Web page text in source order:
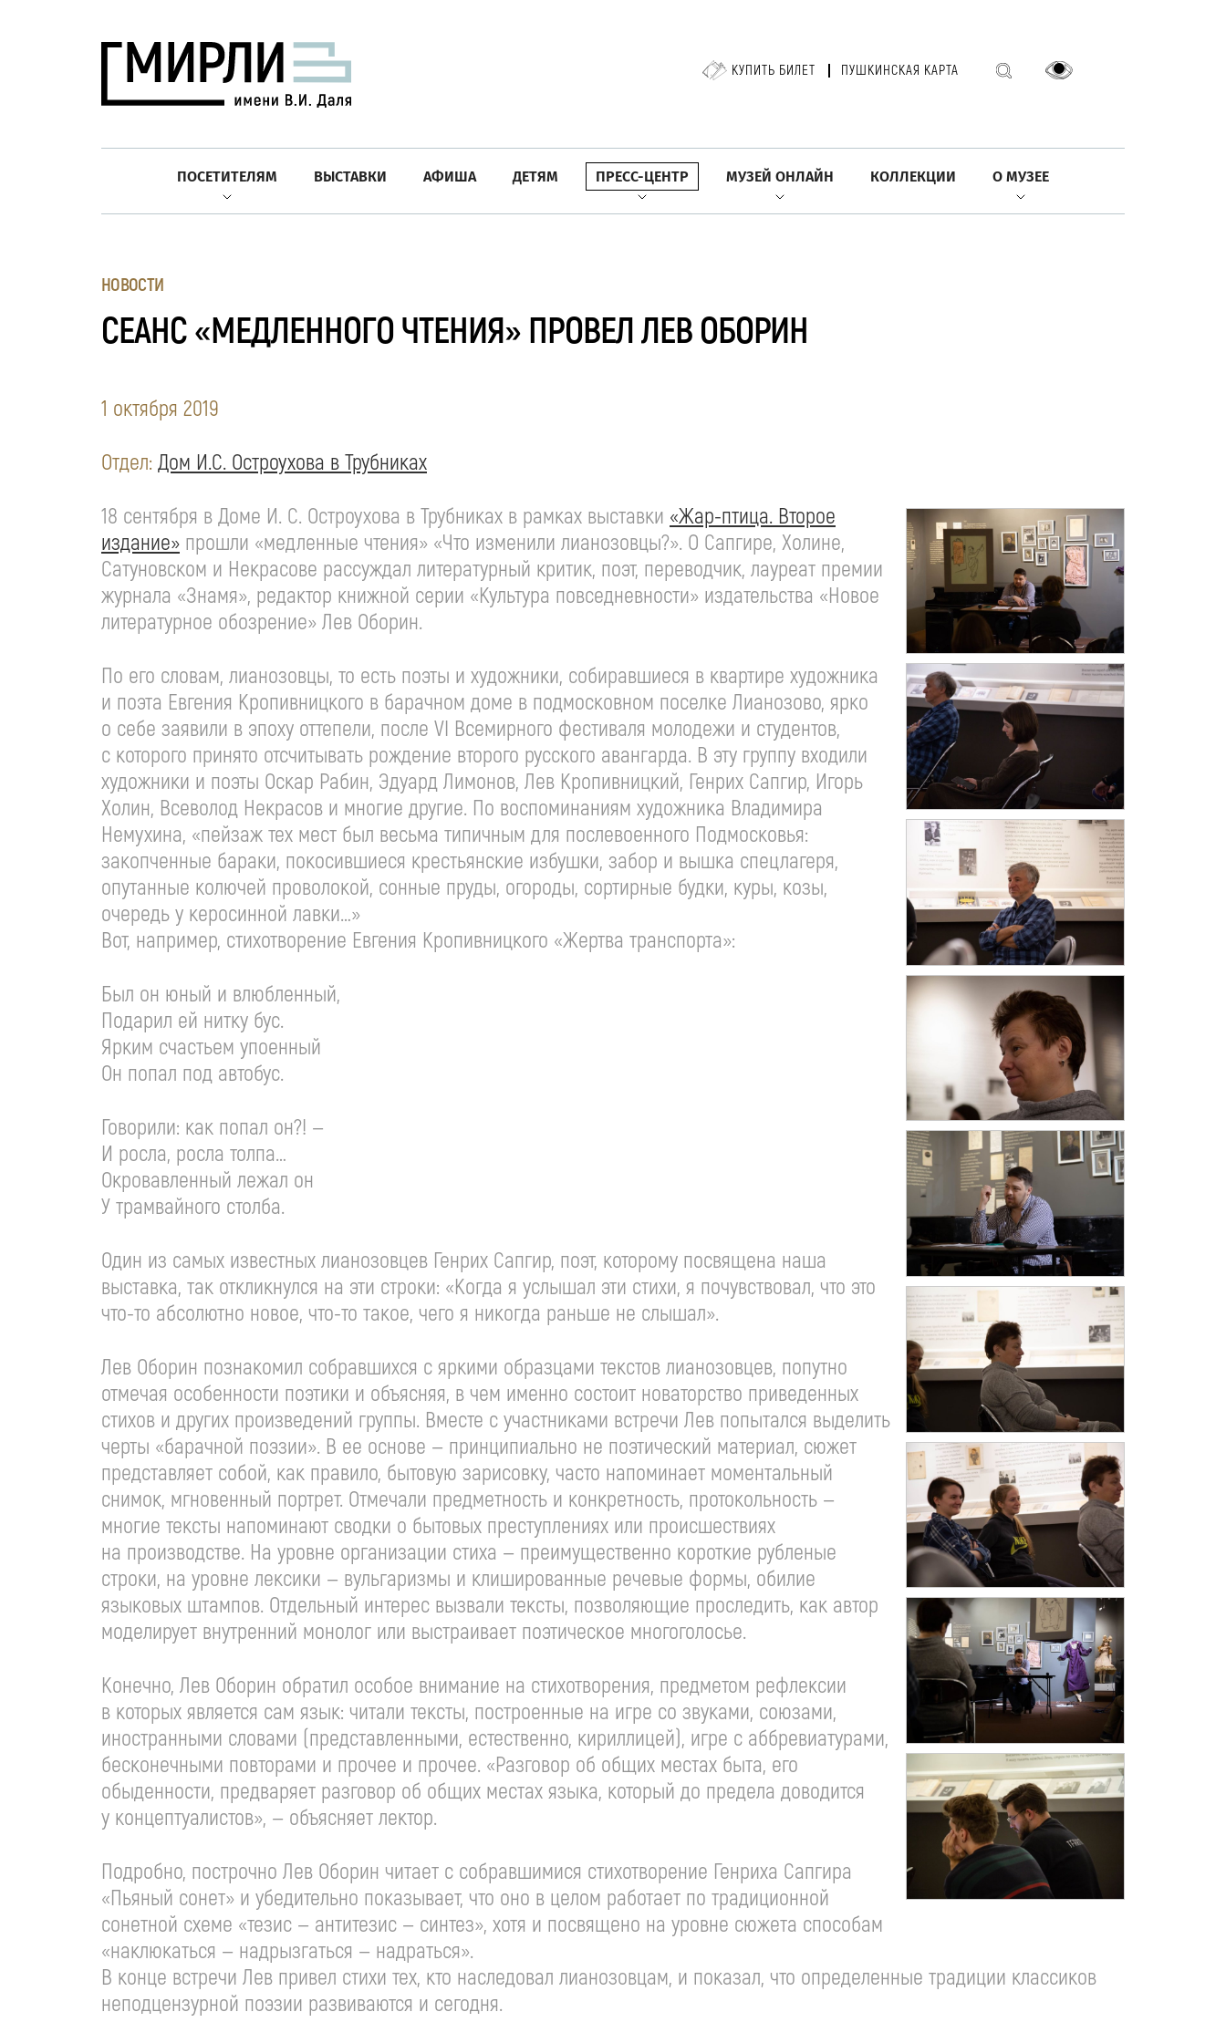
КУПИТЬ БИЛЕТ ПУШКИНСКАЯ КАРТА
ПОСЕТИТЕЛЯМ ВЫСТАВКИ АФИША ДЕТЯМ ПРЕСС-ЦЕНТР МУЗЕЙ ОНЛАЙН КОЛЛЕКЦИИ О МУЗЕЕ
НОВОСТИ
СЕАНС «МЕДЛЕННОГО ЧТЕНИЯ» ПРОВЕЛ ЛЕВ ОБОРИН
1 октября 2019
Отдел: Дом И.С. Остроухова в Трубниках
18 сентября в Доме И. С. Остроухова в Трубниках в рамках выставки «Жар-птица. Второе
издание» прошли «медленные чтения» «Что изменили лианозовцы?». О Сапгире, Холине,
Сатуновском и Некрасове рассуждал литературный критик, поэт, переводчик, лауреат премии
журнала «Знамя», редактор книжной серии «Культура повседневности» издательства «Новое
литературное обозрение» Лев Оборин.
По его словам, лианозовцы, то есть поэты и художники, собиравшиеся в квартире художника
и поэта Евгения Кропивницкого в барачном доме в подмосковном поселке Лианозово, ярко
о себе заявили в эпоху оттепели, после VI Всемирного фестиваля молодежи и студентов,
с которого принято отсчитывать рождение второго русского авангарда. В эту группу входили
художники и поэты Оскар Рабин, Эдуард Лимонов, Лев Кропивницкий, Генрих Сапгир, Игорь
Холин, Всеволод Некрасов и многие другие. По воспоминаниям художника Владимира
Немухина, «пейзаж тех мест был весьма типичным для послевоенного Подмосковья:
закопченные бараки, покосившиеся крестьянские избушки, забор и вышка спецлагеря,
опутанные колючей проволокой, сонные пруды, огороды, сортирные будки, куры, козы,
очередь у керосинной лавки…»
Вот, например, стихотворение Евгения Кропивницкого «Жертва транспорта»:
Был он юный и влюбленный,
Подарил ей нитку бус.
Ярким счастьем упоенный
Он попал под автобус.
Говорили: как попал он?! —
И росла, росла толпа…
Окровавленный лежал он
У трамвайного столба.
Один из самых известных лианозовцев Генрих Сапгир, поэт, которому посвящена наша
выставка, так откликнулся на эти строки: «Когда я услышал эти стихи, я почувствовал, что это
что-то абсолютно новое, что-то такое, чего я никогда раньше не слышал».
Лев Оборин познакомил собравшихся с яркими образцами текстов лианозовцев, попутно
отмечая особенности поэтики и объясняя, в чем именно состоит новаторство приведенных
стихов и других произведений группы. Вместе с участниками встречи Лев попытался выделить
черты «барачной поэзии». В ее основе — принципиально не поэтический материал, сюжет
представляет собой, как правило, бытовую зарисовку, часто напоминает моментальный
снимок, мгновенный портрет. Отмечали предметность и конкретность, протокольность —
многие тексты напоминают сводки о бытовых преступлениях или происшествиях
на производстве. На уровне организации стиха — преимущественно короткие рубленые
строки, на уровне лексики — вульгаризмы и клишированные речевые формы, обилие
языковых штампов. Отдельный интерес вызвали тексты, позволяющие проследить, как автор
моделирует внутренний монолог или выстраивает поэтическое многоголосье.
Конечно, Лев Оборин обратил особое внимание на стихотворения, предметом рефлексии
в которых является сам язык: читали тексты, построенные на игре со звуками, союзами,
иностранными словами (представленными, естественно, кириллицей), игре с аббревиатурами,
бесконечными повторами и прочее и прочее. «Разговор об общих местах быта, его
обыденности, предваряет разговор об общих местах языка, который до предела доводится
у концептуалистов», — объясняет лектор.
Подробно, построчно Лев Оборин читает с собравшимися стихотворение Генриха Сапгира
«Пьяный сонет» и убедительно показывает, что оно в целом работает по традиционной
сонетной схеме «тезис — антитезис — синтез», хотя и посвящено на уровне сюжета способам
«наклюкаться — надрызгаться — надраться».
В конце встречи Лев привел стихи тех, кто наследовал лианозовцам, и показал, что определенные традиции классиков
неподцензурной поэзии развиваются и сегодня.